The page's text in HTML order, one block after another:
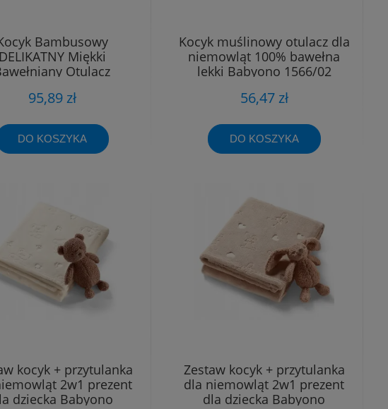
Bambusowy
Miękki
Otulacz
95,89 zł
DO KOSZYKA
Kocyk muślinowy otulacz dla
niemowląt 100% bawełna
lekki Babyono 1566/02
56,47 zł
DO KOSZYKA
kocyk + przytulanka
2w1 prezent
dziecka Babyono
Zestaw kocyk + przytulanka
dla niemowląt 2w1 prezent
dla dziecka Babyono